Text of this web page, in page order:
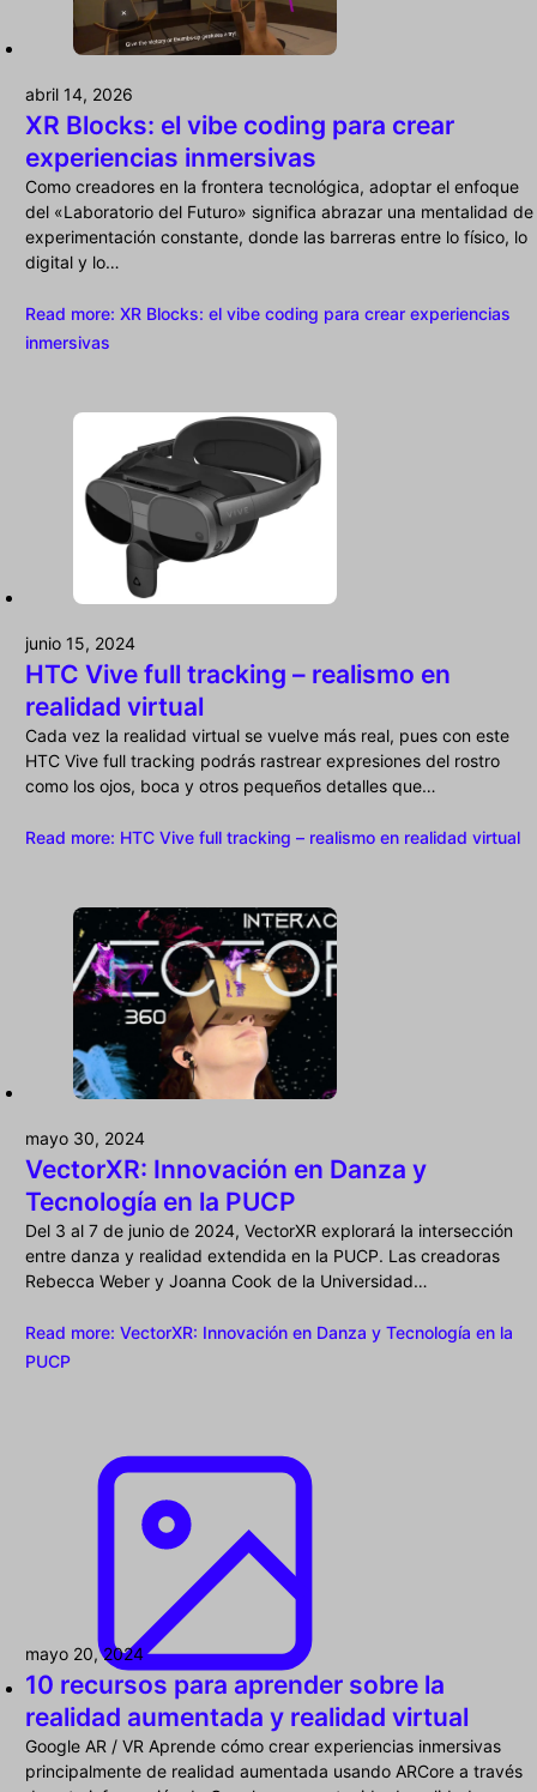
abril 14, 2026
XR Blocks: el vibe coding para crear
experiencias inmersivas
Como creadores en la frontera tecnológica, adoptar el enfoque
del «Laboratorio del Futuro» significa abrazar una mentalidad de
experimentación constante, donde las barreras entre lo físico, lo
digital y lo…
Read more: XR Blocks: el vibe coding para crear experiencias
inmersivas
junio 15, 2024
HTC Vive full tracking – realismo en
realidad virtual
Cada vez la realidad virtual se vuelve más real, pues con este
HTC Vive full tracking podrás rastrear expresiones del rostro
como los ojos, boca y otros pequeños detalles que…
Read more: HTC Vive full tracking – realismo en realidad virtual
mayo 30, 2024
VectorXR: Innovación en Danza y
Tecnología en la PUCP
Del 3 al 7 de junio de 2024, VectorXR explorará la intersección
entre danza y realidad extendida en la PUCP. Las creadoras
Rebecca Weber y Joanna Cook de la Universidad…
Read more: VectorXR: Innovación en Danza y Tecnología en la
PUCP
mayo 20, 2024
10 recursos para aprender sobre la
realidad aumentada y realidad virtual
Google AR / VR Aprende cómo crear experiencias inmersivas
principalmente de realidad aumentada usando ARCore a través